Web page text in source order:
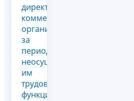
директора
коммерческой
организации
за
период
неосуществления
им
трудовых
функций